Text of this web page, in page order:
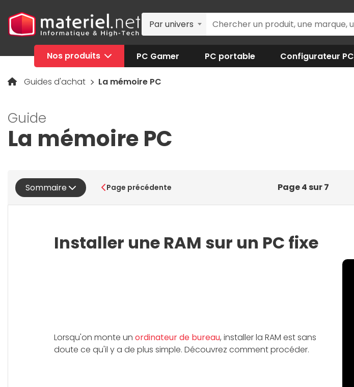
Par univers
Nos produits PC Gamer PC portable Configurateur PC
Guides d'achat La mémoire PC
Guide
La mémoire PC
Sommaire Page précédente Page 4 sur 7
Installer une RAM sur un PC fixe
Lorsqu'on monte un ordinateur de bureau, installer la RAM est sans
doute ce qu'il y a de plus simple. Découvrez comment procéder.